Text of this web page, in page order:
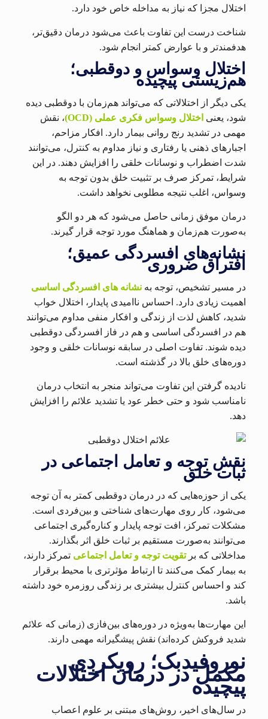
اختلال مجزا که نیاز به مداخله خاص خود دارد.
شناخت درست این تفاوت باعث می‌شود درمان دقیق‌تر،
هدفمندتر و با عوارض کمتر انجام شود.
اختلال وسواس و دوقطبی؛
هم‌زیستی پیچیده
یکی دیگر از اختلالاتی که می‌تواند هم‌زمان با دوقطبی دیده
شود، یعنی اختلال وسواس فکری عملی (OCD)
، نقش
مهمی در تشدید رنج روانی بیمار دارد. افکار مزاحم،
اجبارهای ذهنی یا رفتاری و نیاز مداوم به کنترل، می‌توانند
شدت اضطراب و نوسانات خلقی را افزایش دهند. در این
شرایط، تمرکز صرف بر تثبیت خلق بدون توجه به
وسواس، اغلب نتیجه مطلوبی نخواهد داشت.
درمان موفق زمانی حاصل می‌شود که هر دو الگو
به‌صورت هم‌زمان و هماهنگ مورد توجه قرار گیرند.
نشانه‌های افسردگی عمیق؛
افتراق ضروری
در مسیر تشخیص، توجه به نشانه های افسردگی اساسی
اهمیت زیادی دارد. احساس ناامیدی پایدار، اختلال خواب
شدید، کاهش لذت از زندگی و افکار منفی مداوم می‌توانند
هم در افسردگی اساسی و هم در فاز افسردگی دوقطبی
دیده شوند. تفاوت اصلی در سابقه نوسانات خلقی و وجود
دوره‌های خلق بالا در گذشته است.
نادیده گرفتن این تفاوت می‌تواند منجر به انتخاب درمان
نامناسب شود و حتی خطر عود یا تشدید علائم را افزایش
دهد.
نقش توجه و تعامل اجتماعی در
ثبات خلق
یکی از حوزه‌هایی که در درمان دوقطبی کمتر به آن توجه
می‌شود، کار روی مهارت‌های شناختی و بین‌فردی است.
مشکلات تمرکز، افت توجه پایدار و کناره‌گیری اجتماعی
می‌توانند به‌صورت مستقیم بر ثبات خلق اثر بگذارند.
مداخلاتی که برتقویت توجه و تعامل اجتماعی تمرکز دارند،
به بیمار کمک می‌کنند تا ارتباط مؤثرتری با محیط برقرار
کند و احساس کنترل بیشتری بر زندگی روزمره خود داشته
باشد.
این مهارت‌ها به‌ویژه در دوره‌های بین‌فازی (زمانی که علائم
شدید فروکش کرده‌اند) نقش پیشگیرانه مهمی دارند.
نوروفیدبک؛ رویکردی
مکمل در درمان اختلالات
پیچیده
در سال‌های اخیر، روش‌های مبتنی بر علوم اعصاب